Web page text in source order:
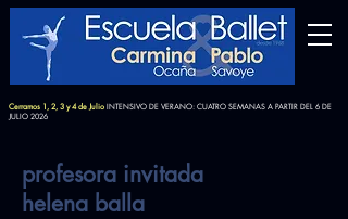
Cerramos 1, 2, 3 y 4 de Julio INTENSIVO DE VERANO: CUATRO SEMANAS A PARTIR DEL 6 DE
JULIO 2026
profesora invitada
helena balla